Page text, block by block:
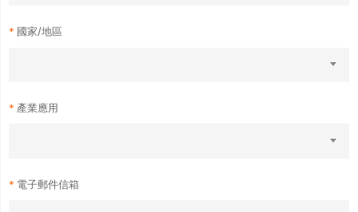
國家/地區
產業應用
電子郵件信箱